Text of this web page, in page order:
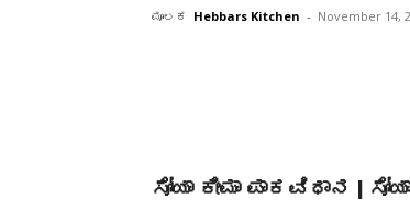
ಮೂಲಕ Hebbars Kitchen - November 14,
ಸೋಯಾ ಕೀಮಾ ಪಾಕವಿಧಾನ |